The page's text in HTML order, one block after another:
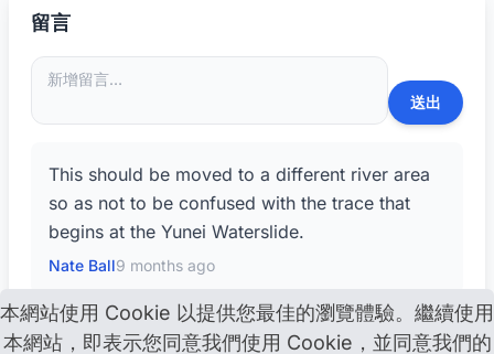
留言
This should be moved to a different river area
so as not to be confused with the trace that
begins at the Yunei Waterslide.
Nate Ball9 months ago
本網站使用 Cookie 以提供您最佳的瀏覽體驗。繼續使用
本網站，即表示您同意我們使用 Cookie，並同意我們的